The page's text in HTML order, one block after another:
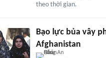
theo thời gian.
Bạo lực bủa vây
Afghanistan